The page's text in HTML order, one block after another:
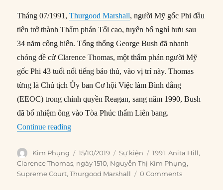
Tháng 07/1991,Thurgood Marshall, người Mỹ gốc Phi đầu
tiên trở thành Thẩm phán Tối cao, tuyên bố nghỉ hưu sau
34 năm cống hiến. Tổng thống George Bush đã nhanh
chóng đề cử Clarence Thomas, một thẩm phán người Mỹ
gốc Phi 43 tuổi nổi tiếng bảo thủ, vào vị trí này. Thomas
từng là Chủ tịch Ủy ban Cơ hội Việc làm Bình đẳng
(EEOC) trong chính quyền Reagan, sang năm 1990, Bush
đã bổ nhiệm ông vào Tòa Phúc thẩm Liên bang.
Continue reading“15/10/1991: Clarence Thomas trở thành Thẩm
Author
Kim Phụng
Posted
on
15/10/2019 Categories
Sự kiện Tags
1991,Anita Hill,
Clarence Thomas, ngày 1510, Nguyễn Thị Kim Phụng,
Supreme Court,Thurgood Marshall 0 Comments